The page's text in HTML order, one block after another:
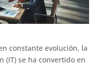
constante evolución, la
(IT) se ha convertido en